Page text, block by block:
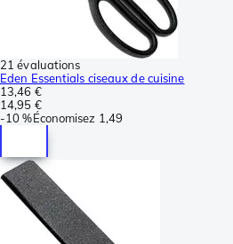
21 évaluations
Eden Essentials ciseaux de cuisine
13,46 €
14,95 €
-10 %Économisez 1,49